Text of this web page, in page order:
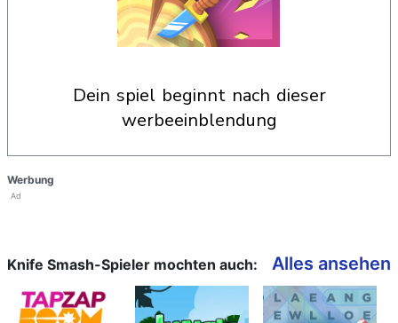
dein spiel beginnt nach dieser
werbeeinblendung
Werbung
Ad
Knife Smash-Spieler mochten auch: Alles ansehen